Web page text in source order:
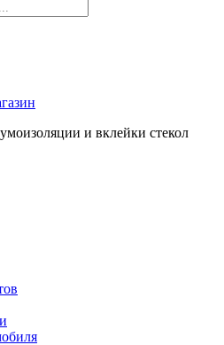
и вклейки стекол